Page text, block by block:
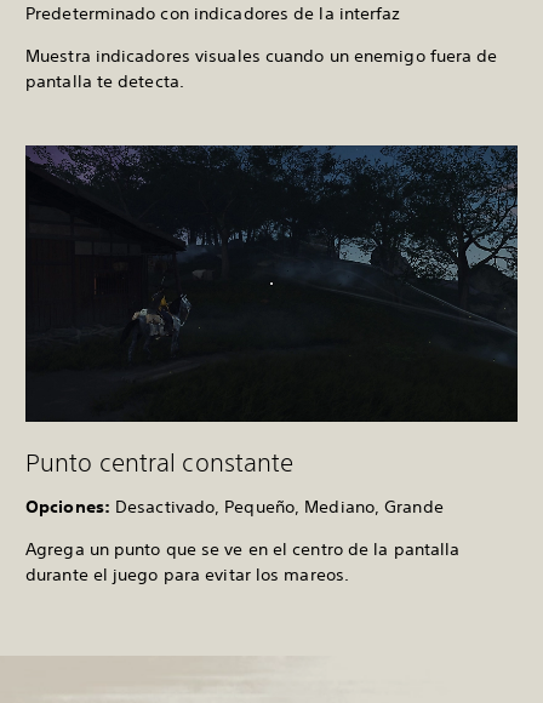
Predeterminado con indicadores de la interfaz
Muestra indicadores visuales cuando un enemigo fuera de
pantalla te detecta.
Punto central constante
Opciones: Desactivado, Pequeño, Mediano, Grande
Agrega un punto que se ve en el centro de la pantalla
durante el juego para evitar los mareos.